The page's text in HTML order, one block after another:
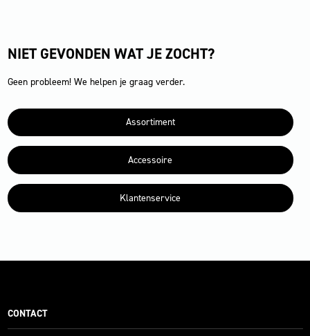
NIET GEVONDEN WAT JE ZOCHT?
Geen probleem! We helpen je graag verder.
Assortiment
Accessoire
Klantenservice
CONTACT